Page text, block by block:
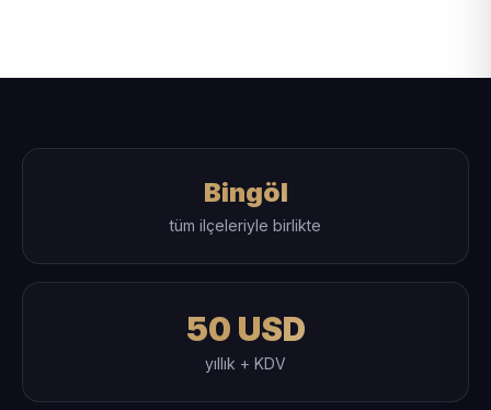
Bingöl
tüm ilçeleriyle birlikte
50 USD
yıllık + KDV